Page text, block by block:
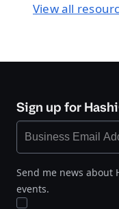
View all
Sign up for
Send me news about
events.